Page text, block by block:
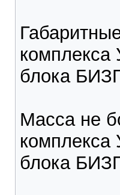
блока
Масса не
блока